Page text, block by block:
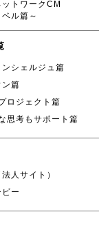
トワークCM
ル篇～
シェルジュ篇
篇
ロジェクト篇
思考もサポート篇
人サイト）
ー